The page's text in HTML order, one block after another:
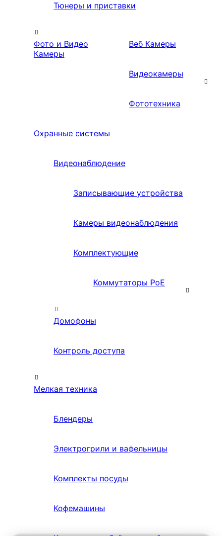
Тюнеры и приставки
Фото и Видео
Камеры
Веб Камеры
Видеокамеры
Фототехника
Охранные системы
Видеонаблюдение
Записывающие устройства
Камеры видеонаблюдения
Комплектующие
Коммутаторы PoE
Домофоны
Контроль доступа
Мелкая техника
Блендеры
Электрогрили и вафельницы
Комплекты посуды
Кофемашины